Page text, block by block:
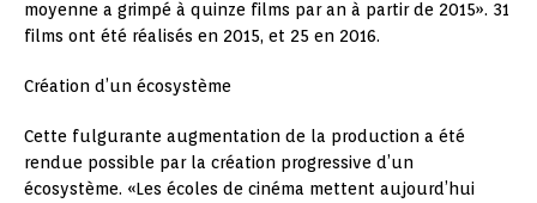
moyenne a grimpé à quinze films par an à partir de 2015». 31
films ont été réalisés en 2015, et 25 en 2016.
Création d’un écosystème
Cette fulgurante augmentation de la production a été
rendue possible par la création progressive d’un
écosystème. «Les écoles de cinéma mettent aujourd’hui